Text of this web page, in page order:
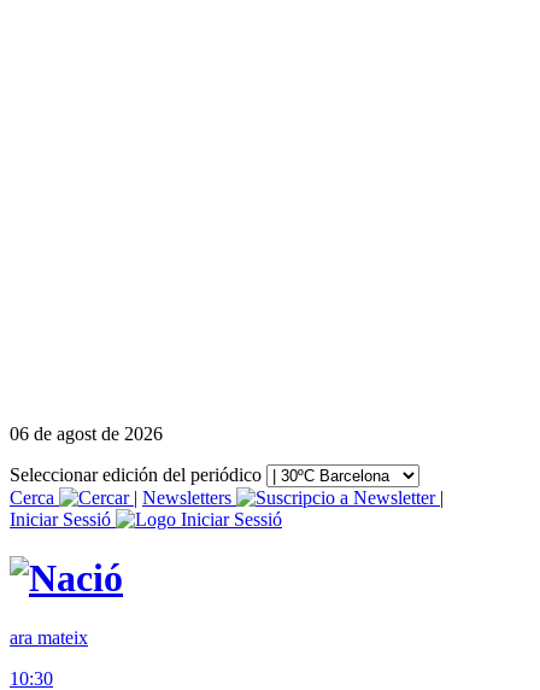
06 de agost de 2026
Seleccionar edición del periódico
Cerca
| Newsletters
|
Iniciar Sessió
ara mateix
10:30